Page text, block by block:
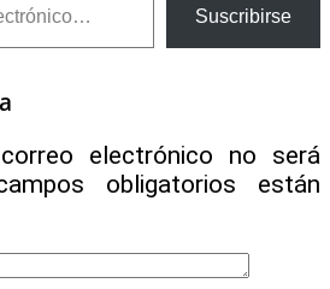
Suscribirse
electrónico no será
obligatorios están